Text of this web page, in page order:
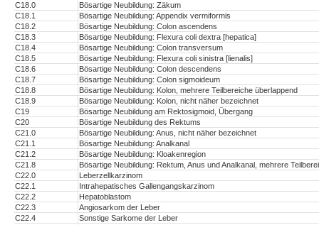
C18.0
Bösartige Neubildung: Zäkum
C18.1
Bösartige Neubildung: Appendix vermiformis
C18.2
Bösartige Neubildung: Colon ascendens
C18.3
Bösartige Neubildung: Flexura coli dextra [hepatica]
C18.4
Bösartige Neubildung: Colon transversum
C18.5
Bösartige Neubildung: Flexura coli sinistra [lienalis]
C18.6
Bösartige Neubildung: Colon descendens
C18.7
Bösartige Neubildung: Colon sigmoideum
C18.8
Bösartige Neubildung: Kolon, mehrere Teilbereiche überlappend
C18.9
Bösartige Neubildung: Kolon, nicht näher bezeichnet
C19
Bösartige Neubildung am Rektosigmoid, Übergang
C20
Bösartige Neubildung des Rektums
C21.0
Bösartige Neubildung: Anus, nicht näher bezeichnet
C21.1
Bösartige Neubildung: Analkanal
C21.2
Bösartige Neubildung: Kloakenregion
C21.8
Bösartige Neubildung: Rektum, Anus und Analkanal, mehrere
C22.0
Leberzellkarzinom
C22.1
Intrahepatisches Gallengangskarzinom
C22.2
Hepatoblastom
C22.3
Angiosarkom der Leber
C22.4
Sonstige Sarkome der Leber